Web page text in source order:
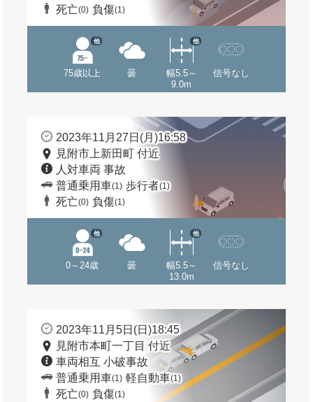
死亡(0) 負傷(1)
75歳以上
他
曇
幅5.5～
9.0m
他
信号なし
2023年11月27日(月)16:58
見附市上新田町 付近
人対車両 事故
普通乗用車(1) 歩行者(1)
死亡(0) 負傷(1)
0～24歳
他
曇
幅5.5～
13.0m
他
信号なし
2023年11月5日(日)18:45
見附市本町一丁目 付近
車両相互 小破事故
普通乗用車(1) 軽自動車(1)
死亡(0) 負傷(1)